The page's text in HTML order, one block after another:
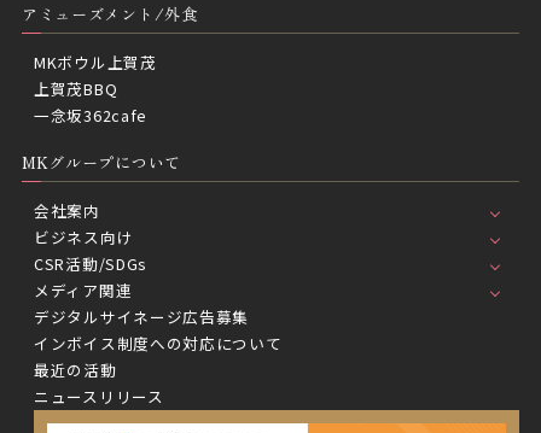
アミューズメント/外食
MKボウル上賀茂
上賀茂BBQ
一念坂362cafe
MKグループについて
会社案内
ビジネス向け
CSR活動/SDGs
メディア関連
デジタルサイネージ広告募集
インボイス制度への対応について
最近の活動
ニュースリリース